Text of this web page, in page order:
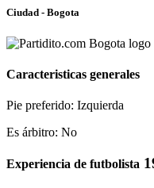
Ciudad - Bogota
Caracteristicas generales
Pie preferido: Izquierda
Es árbitro: No
Experiencia de futbolista